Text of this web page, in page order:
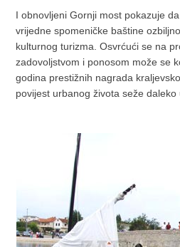
I obnovljeni Gornji most pokazuje
vrijedne spomeničke baštine
kulturnog turizma. Osvrćući se na
zadovoljstvom i ponosom može se
godina prestižnih nagrada
povijest urbanog života seže daleko